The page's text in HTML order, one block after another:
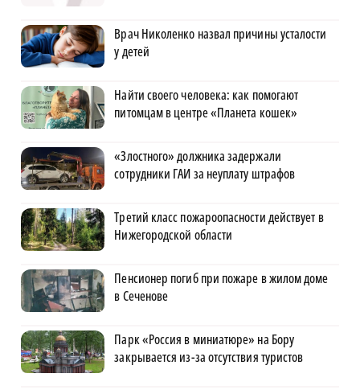
Врач Николенко назвал причины усталости
у детей
Найти своего человека: как помогают
питомцам в центре «Планета кошек»
«Злостного» должника задержали
сотрудники ГАИ за неуплату штрафов
Третий класс пожароопасности действует в
Нижегородской области
Пенсионер погиб при пожаре в жилом доме
в Сеченове
Парк «Россия в миниатюре» на Бору
закрывается из-за отсутствия туристов